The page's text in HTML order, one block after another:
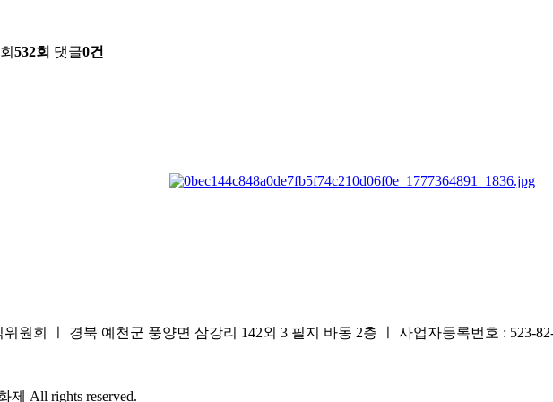
532회 댓글0건
원회 ㅣ 경북 예천군 풍양면 삼강리 142외 3 필지 바동 2층 ㅣ 사업자등록번호 : 523-
제 All rights reserved.